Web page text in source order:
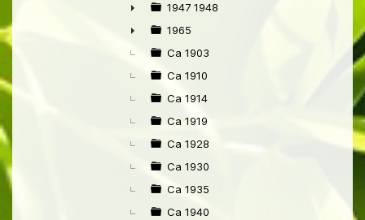
►
►
1947 1948
►
1965
Ca 1903
Ca 1910
Ca 1914
Ca 1919
Ca 1928
Ca 1930
Ca 1935
Ca 1940